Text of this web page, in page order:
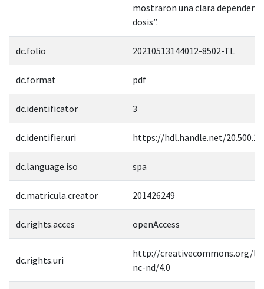
mostraron una clara
dosis”.
dc.folio 20210513144012-8502-TL
dc.format pdf
dc.identificator 3
dc.identifier.uri https://hdl.handle.net/
dc.language.iso spa
dc.matricula.creator 201426249
dc.rights.acces openAccess
dc.rights.uri
http://creativecommons.org/
nc-nd/4.0